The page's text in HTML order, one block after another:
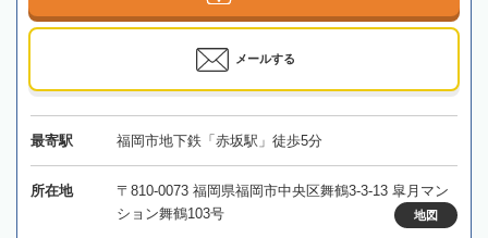
メールする
最寄駅 福岡市地下鉄「赤坂駅」徒歩5分
所在地
〒810-0073 福岡県福岡市中央区舞鶴3-3-13 皐月マン
ション舞鶴103号
地図